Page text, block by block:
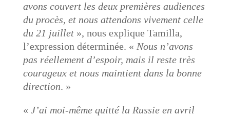
avons couvert les deux premières audiences
du procès, et nous attendons vivement celle
du 21 juillet», nous explique Tamilla,
l’expression déterminée. « Nous n’avons
pas réellement d’espoir, mais il reste très
courageux et nous maintient dans la bonne
direction. »
« J’ai moi-même quitté la Russie en avril